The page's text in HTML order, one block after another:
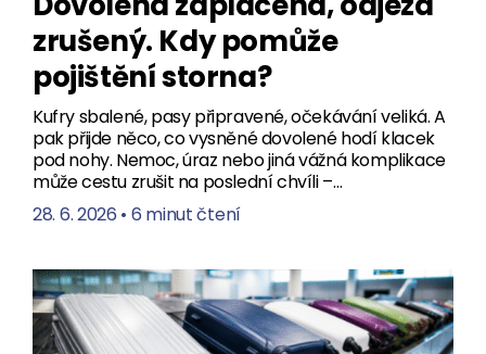
zrušený. Kdy pomůže
pojištění storna?
Kufry sbalené, pasy připravené, očekávání veliká. A
pak přijde něco, co vysněné dovolené hodí klacek
pod nohy. Nemoc, úraz nebo jiná vážná komplikace
může cestu zrušit na poslední chvíli –…
28. 6. 2026 • 6 minut čtení